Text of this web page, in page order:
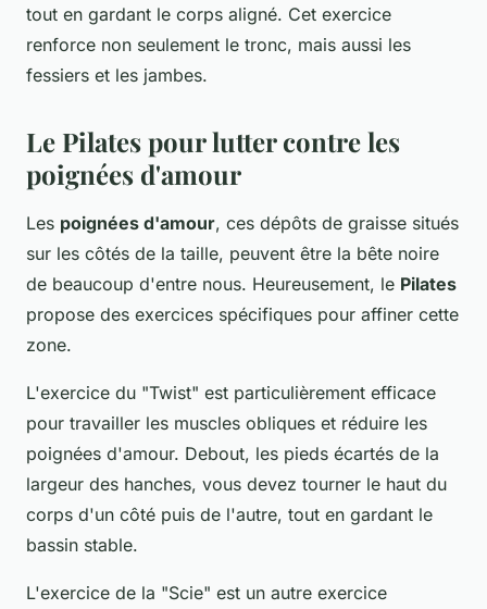
tout en gardant le corps aligné. Cet exercice
renforce non seulement le tronc, mais aussi les
fessiers et les jambes.
Le Pilates pour lutter contre les
poignées d'amour
Les poignées d'amour, ces dépôts de graisse situés
sur les côtés de la taille, peuvent être la bête noire
de beaucoup d'entre nous. Heureusement, le Pilates
propose des exercices spécifiques pour affiner cette
zone.
L'exercice du "Twist" est particulièrement efficace
pour travailler les muscles obliques et réduire les
poignées d'amour. Debout, les pieds écartés de la
largeur des hanches, vous devez tourner le haut du
corps d'un côté puis de l'autre, tout en gardant le
bassin stable.
L'exercice de la "Scie" est un autre exercice